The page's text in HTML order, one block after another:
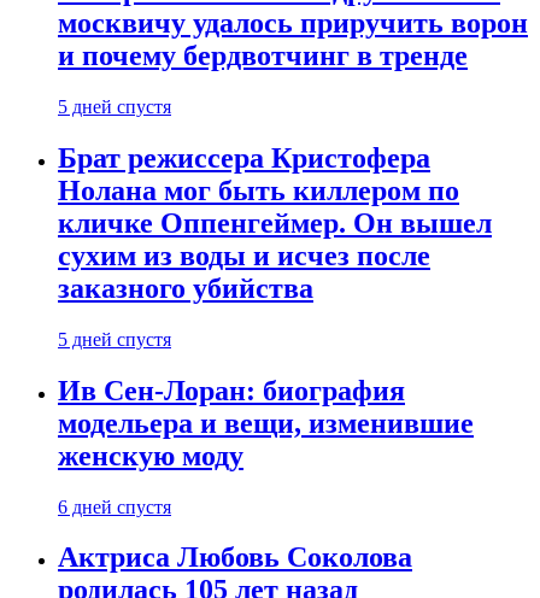
москвичу удалось приручить ворон
и почему бердвотчинг в тренде
5 дней спустя
Брат режиссера Кристофера
Нолана мог быть киллером по
кличке Оппенгеймер. Он вышел
сухим из воды и исчез после
заказного убийства
5 дней спустя
Ив Сен-Лоран: биография
модельера и вещи, изменившие
женскую моду
6 дней спустя
Актриса Любовь Соколова
родилась 105 лет назад